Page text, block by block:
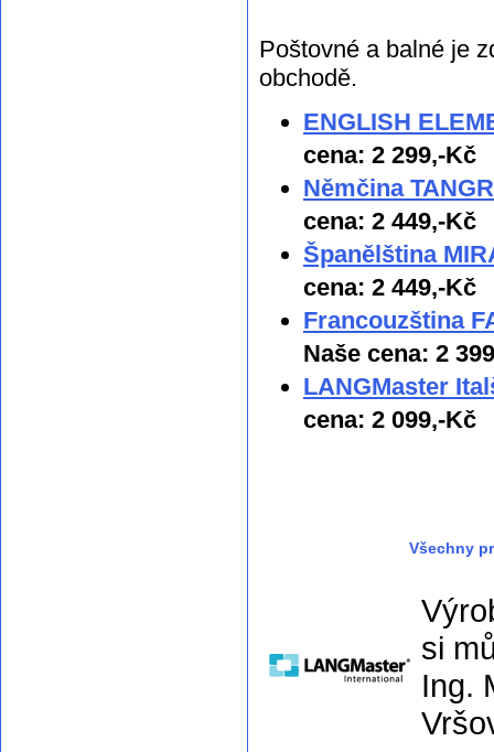
Poštovné a balné je
obchodě.
ENGLISH
cena: 2 299,-Kč
Němčina
cena: 2 449,-Kč
Španělština
cena: 2 449,-Kč
Francouzština
Naše cena: 2
LANGMaster
cena: 2 099,-Kč
Všechny
si
Ing.